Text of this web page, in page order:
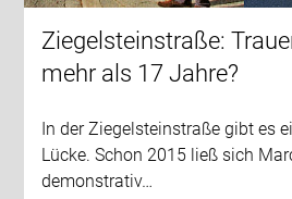
Ziegelsteinstraße:
mehr als 17 Jahre?
In der Ziegelsteinstraße gibt es
Lücke. Schon 2015 ließ sich
demonstrativ…